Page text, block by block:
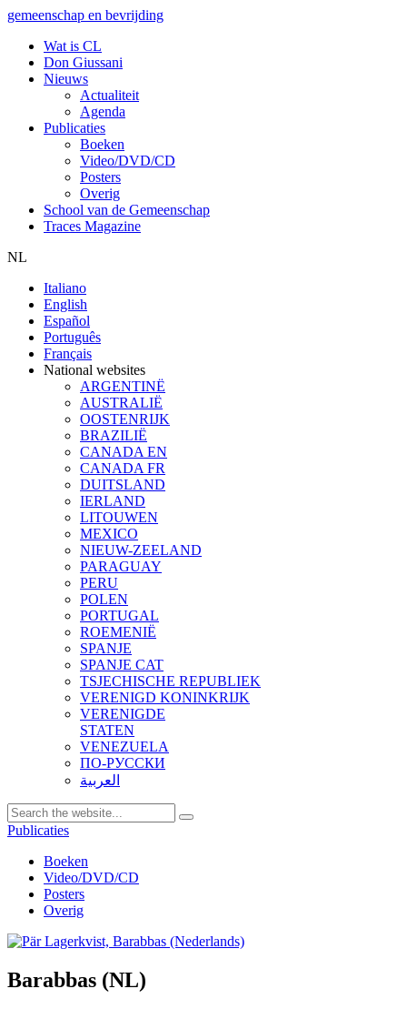
gemeenschap en bevrijding
Wat is CL
Don Giussani
Nieuws
Actualiteit
Agenda
Publicaties
Boeken
Video/DVD/CD
Posters
Overig
School van de Gemeenschap
Traces Magazine
NL
Italiano
English
Español
Português
Français
National websites
ARGENTINË
AUSTRALIË
OOSTENRIJK
BRAZILIË
CANADA EN
CANADA FR
DUITSLAND
IERLAND
LITOUWEN
MEXICO
NIEUW-ZEELAND
PARAGUAY
PERU
POLEN
PORTUGAL
ROEMENIË
SPANJE
SPANJE CAT
TSJECHISCHE REPUBLIEK
VERENIGD KONINKRIJK
VERENIGDE
STATEN
VENEZUELA
ПО-РУССКИ
العربية
Publicaties
Boeken
Video/DVD/CD
Posters
Overig
Barabbas (NL)